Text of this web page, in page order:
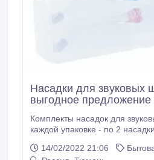
Насадки для звуковых
выгодное предложение
Комплекты насадок для
каждой упаковке - по 2
- по запросу. Звоните! Сайт -
14/02/2022 21:06